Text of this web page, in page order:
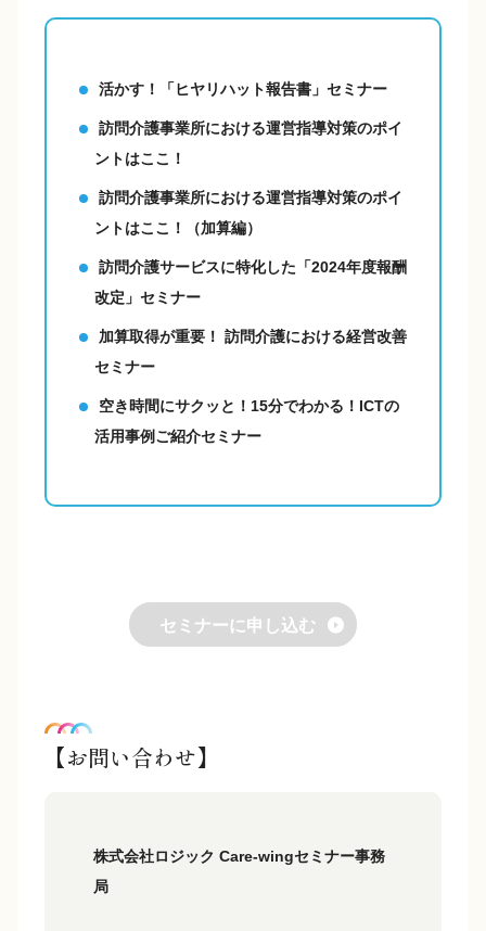
活かす！「ヒヤリハット報告書」セミナー
訪問介護事業所における運営指導対策のポイ
ントはここ！
訪問介護事業所における運営指導対策のポイ
ントはここ！（加算編）
訪問介護サービスに特化した「2024年度報酬
改定」セミナー
加算取得が重要！ 訪問介護における経営改善
セミナー
空き時間にサクッと！15分でわかる！ICTの
活用事例ご紹介セミナー
セミナーに申し込む
【お問い合わせ】
株式会社ロジック Care-wingセミナー事務
局